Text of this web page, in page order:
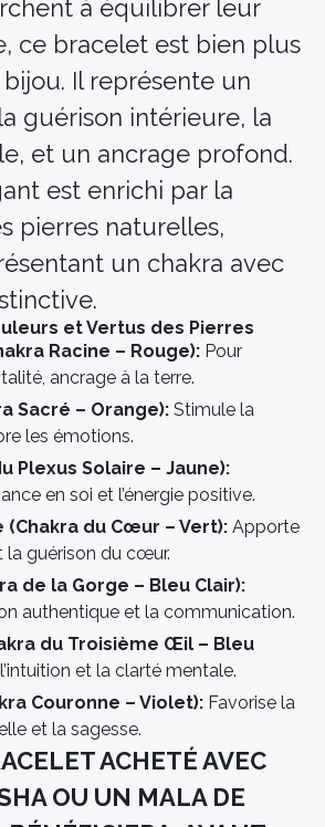
à équilibrer leur
ce bracelet est bien plus
bijou. Il représente un
guérison intérieure, la
et un ancrage profond.
est enrichi par la
pierres naturelles,
un chakra avec
et Vertus des Pierres
Racine – Rouge): Pour
ancrage à la terre.
Sacré – Orange): Stimule la
les émotions.
Plexus Solaire – Jaune):
en soi et l’énergie positive.
(Chakra du Cœur – Vert): Apporte
la guérison du cœur.
de la Gorge – Bleu Clair):
authentique et la communication.
du Troisième Œil – Bleu
et la clarté mentale.
Couronne – Violet): Favorise la
et la sagesse.
ACHETÉ AVEC
OU UN MALA DE